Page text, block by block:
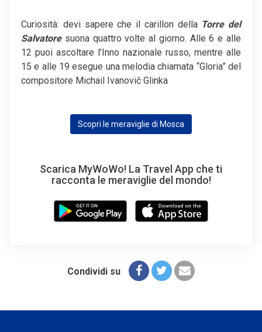
Curiosità: devi sapere che il carillon della Torre del
Salvatoresuona quattro volte al giorno. Alle 6 e alle
12 puoi ascoltare l’Inno nazionale russo, mentre alle
15 e alle 19 esegue una melodia chiamata “Gloria” del
compositore Michail Ivanovič Glinka
Scopri le meraviglie di Mosca
Scarica MyWoWo! La Travel App che ti
racconta le meraviglie del mondo!
Condividi su